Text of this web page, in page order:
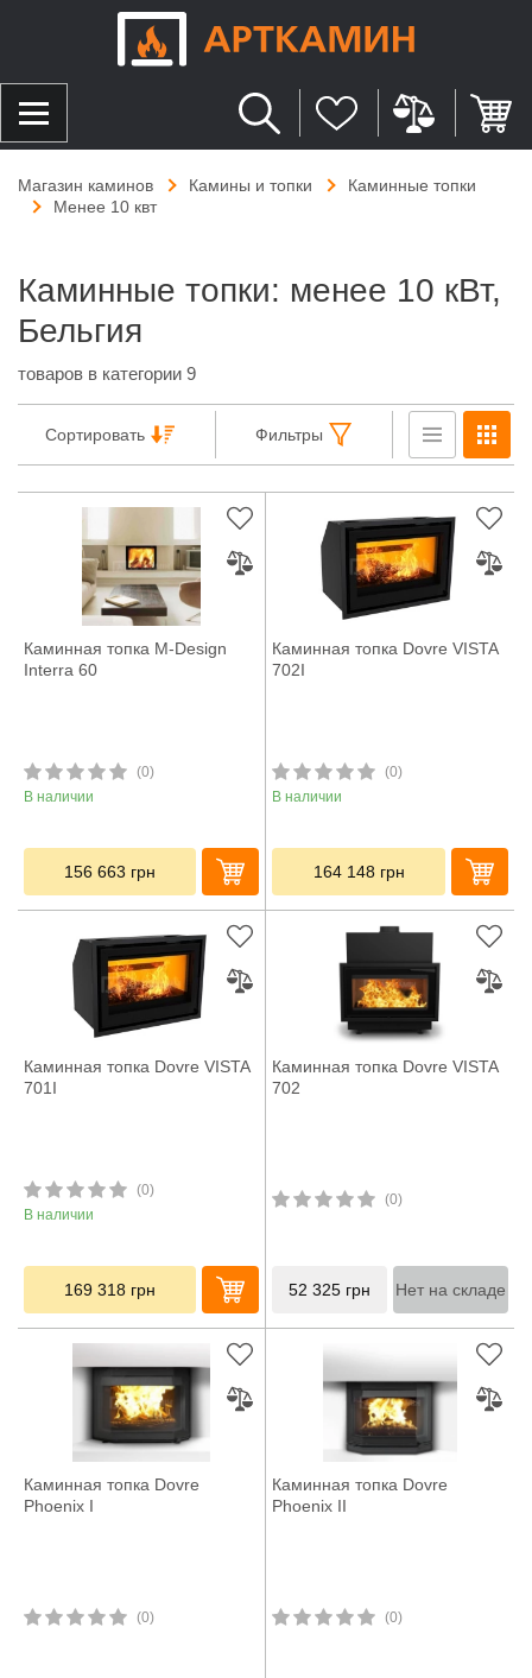
Магазин каминов Камины и топки
Каминные топки
Менее 10 квт
Каминные топки: менее 10 кВт,
Бельгия
товаров в категории 9
Сортировать Фильтры
Каминная топка M-Design
Interra 60
(0)
В наличии
156 663 грн
Каминная топка Dovre VISTA
702I
(0)
В наличии
164 148 грн
Каминная топка Dovre VISTA
701I
(0)
В наличии
169 318 грн
Каминная топка Dovre VISTA
702
(0)
52 325 грн Нет на складе
Каминная топка Dovre
Phoenix I
(0)
Каминная топка Dovre
Phoenix II
(0)